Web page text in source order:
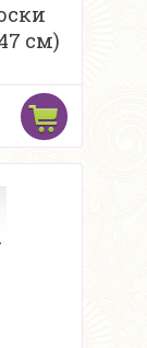
см)